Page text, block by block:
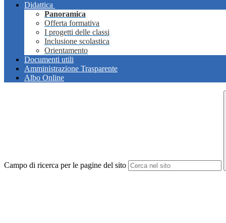
Didattica
Panoramica
Offerta formativa
I progetti delle classi
Inclusione scolastica
Orientamento
Documenti utili
Amministrazione Trasparente
Albo Online
Campo di ricerca per le pagine del sito